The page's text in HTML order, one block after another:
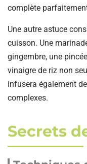
complète
Une autre astuce
cuisson. Une
gingembre, une
vinaigre de riz non
infusera également
complexes.
Secrets